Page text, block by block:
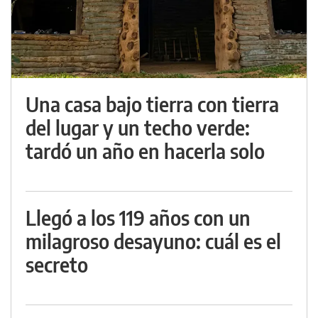
Una casa bajo tierra con tierra
del lugar y un techo verde:
tardó un año en hacerla solo
Llegó a los 119 años con un
milagroso desayuno: cuál es el
secreto